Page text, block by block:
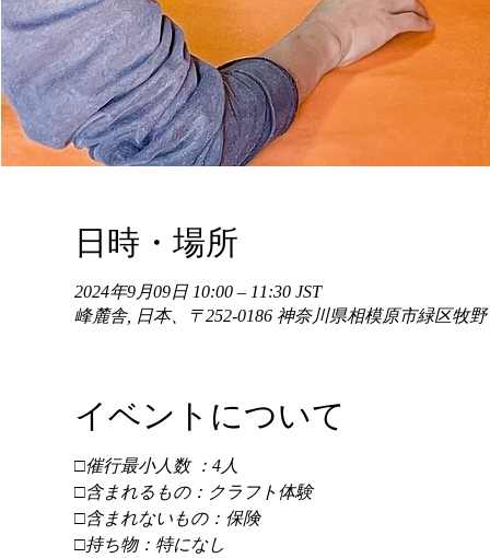
日時・場所
2024年9月09日 10:00 – 11:30 JST
峰麓舎, 日本、〒252-0186 神奈川県相模原市緑区牧
イベントについて
□催行最小人数 ：4人
□含まれるもの：クラフト体験
□含まれないもの：保険
□持ち物：特になし